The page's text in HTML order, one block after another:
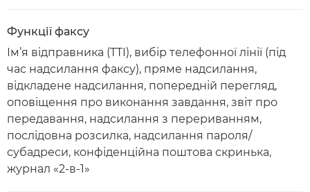
Функції факсу
Ім’я відправника (TTI), вибір телефонної лінії (під
час надсилання факсу), пряме надсилання,
відкладене надсилання, попередній перегляд,
оповіщення про виконання завдання, звіт про
передавання, надсилання з перериванням,
послідовна розсилка, надсилання пароля/
субадреси, конфіденційна поштова скринька,
журнал «2-в-1»